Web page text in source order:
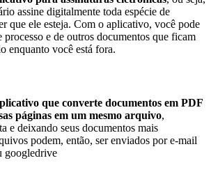
assine digitalmente toda espécie de
que ele esteja. Com o aplicativo, você pode
processo e de outros documentos que ficam
enquanto você está fora.
que converte documentos em PDF
páginas em um mesmo arquivo,
e deixando seus documentos mais
podem, então, ser enviados por e-mail
googledrive